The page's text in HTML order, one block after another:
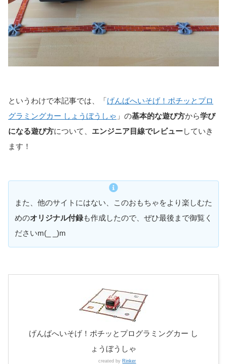
というわけで本記事では、「げんばへいそげ！ポチッとプロ
グラミングカー しょうぼうしゃ 」の基本的な遊び方から学び
になる遊び方について、 エンジニア目線でレビューしていき
ます！
また、他のサイトにはない、このおもちゃをより楽しむた
めのオリジナル付録も作成したので、ぜひ最後まで御覧く
ださいm(_ _)m
げんばへいそげ！ポチッとプログラミングカー し
ょうぼうしゃ
created by Rinker